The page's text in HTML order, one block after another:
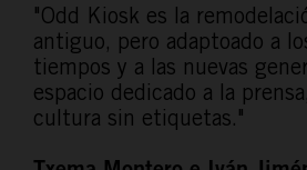
"Odd Kiosk es la
antiguo, pero adaptoado a
tiempos y a las nuevas
espacio dedicado a la
cultura sin etiquetas."